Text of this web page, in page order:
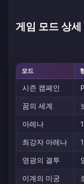
게임 모드 상세
모드
시즌 캠페인
꿈의 세계
아레나
최강자 아레나
영광의 결투
이계의 미궁